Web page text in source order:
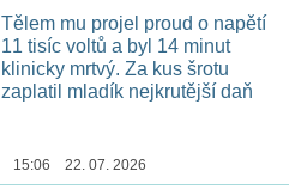
Tělem mu projel proud o napětí
11 tisíc voltů a byl 14 minut
klinicky mrtvý. Za kus šrotu
zaplatil mladík nejkrutější daň
15:06 22. 07. 2026